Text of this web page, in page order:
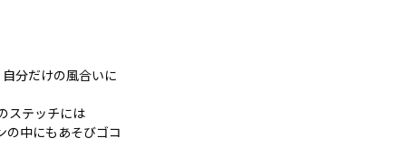
分だけの風合いに
ステッチには
の中にもあそびゴコ